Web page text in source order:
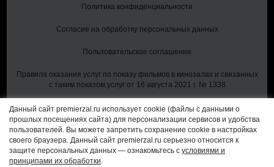
Политика конфиденциальности
Согласие на обработку персональных данных
Пользовательское соглашение
Правила оказания услуг по показу фильмов в кинозалах и связанных
с таким показом услуг от 16 августа 2021 г. № 1338
Владелец сайта и CRM-системы:
ООО "Бокс-Офиском"
620143, Свердловская область, г Екатеринбург, пр-кт Космонавтов,
стр. 41, помещ. 14
Данный сайт premierzal.ru использует cookie (файлы с данными о
прошлых посещениях сайта) для персонализации сервисов и удобства
пользователей. Вы можете запретить сохранение cookie в настройках
своего браузера. Данный сайт premierzal.ru серьезно относится к
защите персональных данных — ознакомьтесь с условиями и
принципами их обработки.